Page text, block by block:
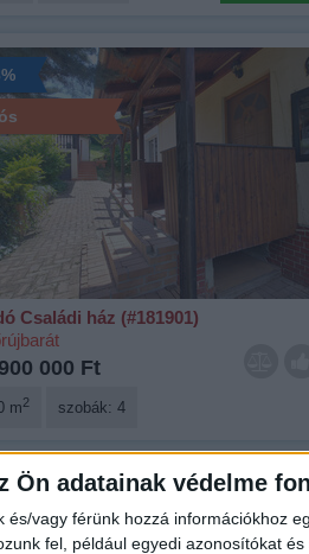
Ön adatainak védelme
és/vagy férünk hozzá információkhoz
fel, például egyedi azonosítókat
Családi ház (#181901)
000 Ft
m2 szobák: 4
nálunk